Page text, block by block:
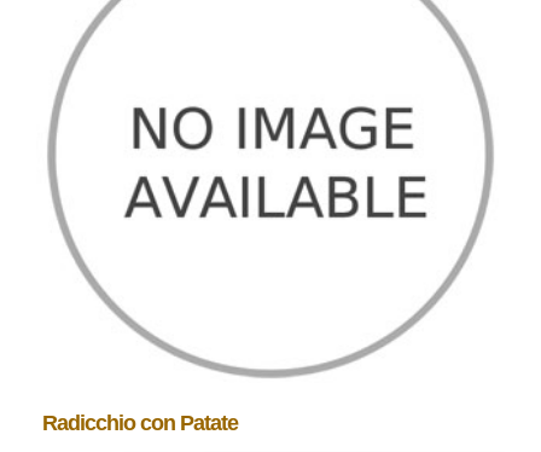
Radicchio con Patate